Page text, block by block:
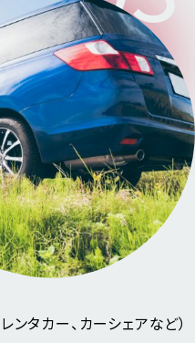
ンタカー、カーシェアなど）